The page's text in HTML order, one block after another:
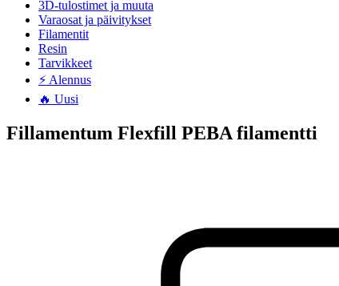
3D-tulostimet ja muuta
Varaosat ja päivitykset
Filamentit
Resin
Tarvikkeet
⚡ Alennus
🔥 Uusi
Fillamentum Flexfill PEBA filamentti